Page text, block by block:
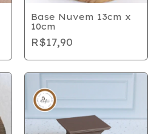
Base Nuvem 13cm x
10cm
R$17,90